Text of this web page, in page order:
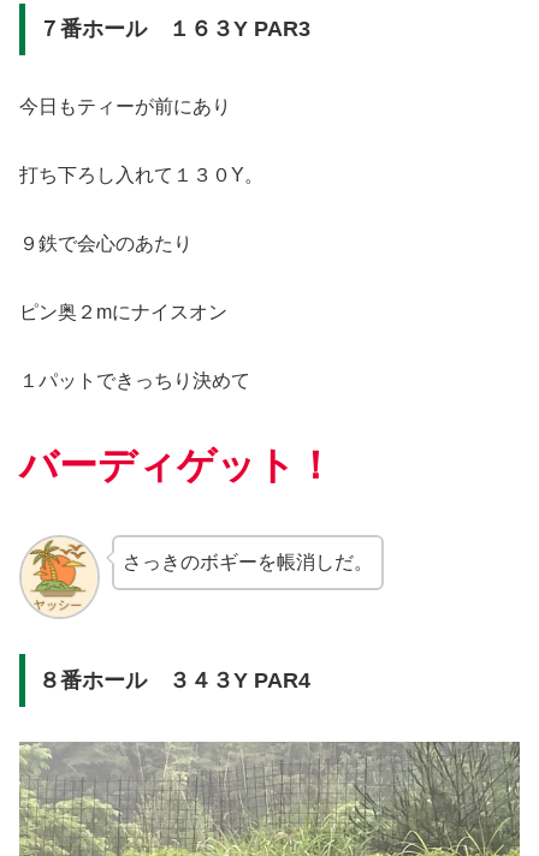
７番ホール １６３Y PAR3
今日もティーが前にあり
打ち下ろし入れて１３０Y。
９鉄で会心のあたり
ピン奥２mにナイスオン
１パットできっちり決めて
バーディゲット！
さっきのボギーを帳消しだ。
８番ホール ３４３Y PAR4